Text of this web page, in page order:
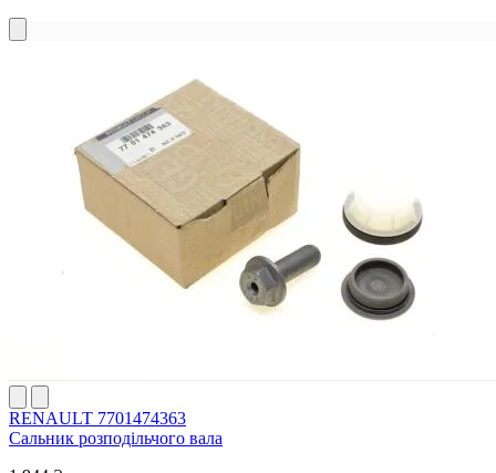
RENAULT 7701474363
Сальник розподільчого вала